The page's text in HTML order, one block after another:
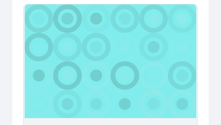
Comportamiento Organizacional 2021